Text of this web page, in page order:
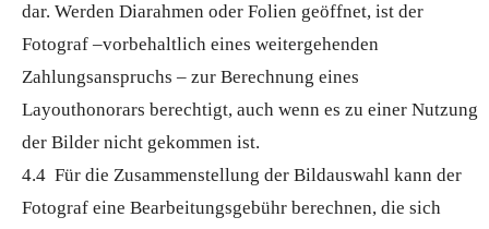
dar. Werden Diarahmen oder Folien geöffnet, ist der
Fotograf –vorbehaltlich eines weitergehenden
Zahlungsanspruchs – zur Berechnung eines
Layouthonorars berechtigt, auch wenn es zu einer Nutzung
der Bilder nicht gekommen ist.
4.4 Für die Zusammenstellung der Bildauswahl kann der
Fotograf eine Bearbeitungsgebühr berechnen, die sich